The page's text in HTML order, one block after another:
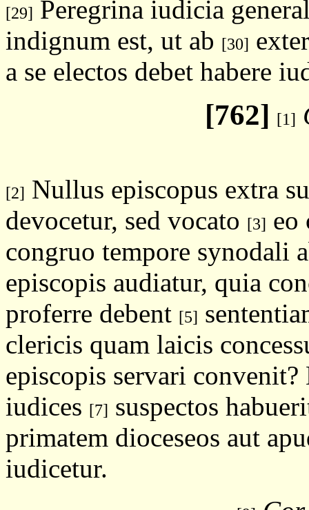
[29] Peregrina iudicia
indignum est, ut ab [30]
a se electos debet habere
[762] [1]
[2] Nullus episcopus extra
devocetur, sed vocato [3] eo
congruo tempore
episcopis audiatur, quia
proferre debent [5]
clericis quam laicis
episcopis servari
iudices [7] suspectos
primatem dioceseos aut
iudicetur.